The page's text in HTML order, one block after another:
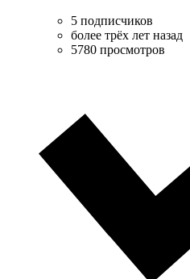
5 подписчиков
более трёх лет назад
5780 просмотров